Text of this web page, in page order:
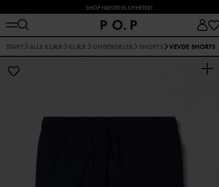
SHOP HØSTENS NYHETER!
START ALLE KLÆR KLÆR UNDERDELER SHORTS VEVDE SHORTS